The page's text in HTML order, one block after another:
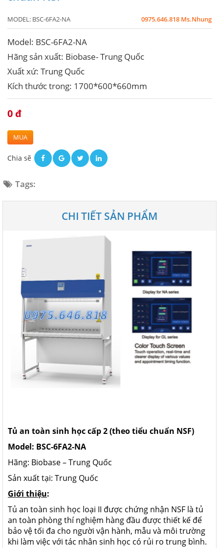
MODEL: BSC-6FA2-NA 0975.646.818 Ms.Nhung
Model: BSC-6FA2-NA
Hãng sản xuất: Biobase- Trung Quốc
Xuất xứ: Trung Quốc
Kích thước trong: 1700*600*660mm
0 đ
MUA
Chia sẽ
Tags:
CHI TIẾT SẢN PHẨM
Tủ an toàn sinh học cấp 2 (theo tiểu chuẩn NSF)
Model: BSC-6FA2-NA
Hãng: Biobase – Trung Quốc
Sản xuất tại: Trung Quốc
Giới thiệu:
Tủ an toàn sinh học loại II được chứng nhận NSF là tủ
an toàn phòng thí nghiệm hàng đầu được thiết kế để
bảo vệ tối đa cho người vận hành, mẫu và môi trường
khi làm việc với tác nhân sinh học có rủi ro trung bình.